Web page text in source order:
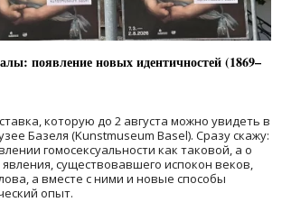
появление новых идентичностей (1869–
которую до 2 августа можно увидеть в
Базеля (Kunstmuseum Basel). Сразу скажу:
гомосексуальности как таковой, а о
существовавшего испокон веков,
а вместе с ними и новые способы
опыт.